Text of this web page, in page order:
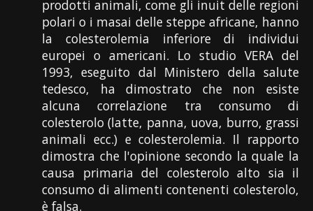
prodotti animali, come gli inuit delle regioni
polari o i masai delle steppe africane, hanno
la colesterolemia inferiore di individui
europei o americani. Lo studio VERA del
1993, eseguito dal Ministero della salute
tedesco, ha dimostrato che non esiste
alcuna correlazione tra consumo di
colesterolo (latte, panna, uova, burro, grassi
animali ecc.) e colesterolemia. Il rapporto
dimostra che l'opinione secondo la quale la
causa primaria del colesterolo alto sia il
consumo di alimenti contenenti colesterolo,
è falsa.